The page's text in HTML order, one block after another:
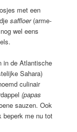
met een
saffloer(arme-
wel eens
in de Atlantische
Sahara)
culinair
(papas
sauzen. Ook
beperk me nu tot